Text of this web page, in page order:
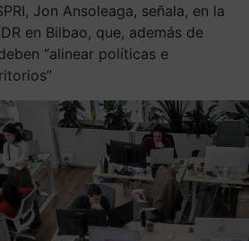
Jon Ansoleaga, señala, en la
en Bilbao, que, además de
“alinear políticas e